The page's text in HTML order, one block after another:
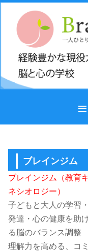
へ
ス
ブレインジム
ブレインジム（教育キ
ネシオロジー）
子どもと大人の学習・
発達・心の健康を助
る脳のバランス調整
理解力を高める、コミ